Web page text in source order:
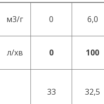
м3/г 0 6,0
л/хв 0 100
33 32,5